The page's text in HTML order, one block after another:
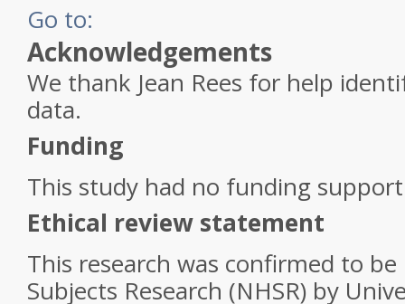
Go to:
Acknowledgements
We thank Jean Rees for help
data.
Funding
This study had no funding
Ethical review statement
This research was confirmed to
Subjects Research (NHSR) by